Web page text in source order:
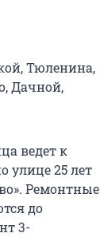
Тюленина,
Дачной,
ведет к
улице 25 лет
Ремонтные
до
3-